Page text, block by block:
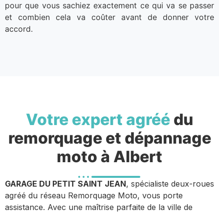
pour que vous sachiez exactement ce qui va se passer
et combien cela va coûter avant de donner votre
accord.
Votre expert agréé du
remorquage et dépannage
moto à Albert
GARAGE DU PETIT SAINT JEAN, spécialiste deux-roues
agréé du réseau Remorquage Moto, vous porte
assistance. Avec une maîtrise parfaite de la ville de